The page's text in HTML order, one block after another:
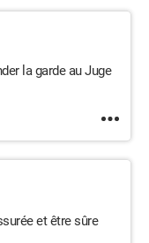
la garde au Juge
et être sûre